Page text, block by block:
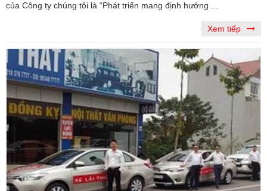
của Công ty chúng tôi là “Phát triển mang định hướng ...
Xem tiếp